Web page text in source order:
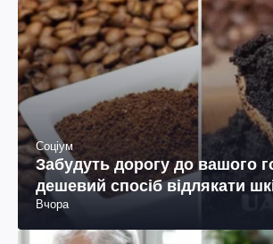
Соціум
Забудуть дорогу до вашого
дешевий спосіб відлякати
Вчора